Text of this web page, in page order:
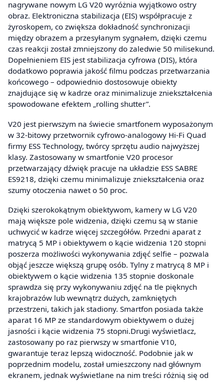
nagrywane nowym LG V20 wyróżnia wyjątkowo ostry
obraz. Elektroniczna stabilizacja (EIS) współpracuje z
żyroskopem, co zwiększa dokładność synchronizacji
między obrazem a przesyłanym sygnałem, dzięki czemu
czas reakcji został zmniejszony do zaledwie 50 milisekund.
Dopełnieniem EIS jest stabilizacja cyfrowa (DIS), która
dodatkowo poprawia jakość filmu podczas przetwarzania
końcowego – odpowiednio dostosowuje obiekty
znajdujące się w kadrze oraz minimalizuje zniekształcenia
spowodowane efektem „rolling shutter”.
V20 jest pierwszym na świecie smartfonem wyposażonym
w 32-bitowy przetwornik cyfrowo-analogowy Hi-Fi Quad
firmy ESS Technology, twórcy sprzętu audio najwyższej
klasy. Zastosowany w smartfonie V20 procesor
przetwarzający dźwięk pracuje na układzie ESS SABRE
ES9218, dzięki czemu minimalizuje zniekształcenia oraz
szumy otoczenia nawet o 50 proc.
Dzięki szerokokątnym obiektywom, kamery w LG V20
mają większe pole widzenia, dzięki czemu są w stanie
uchwycić w kadrze więcej szczegółów. Przedni aparat z
matrycą 5 MP i obiektywem o kącie widzenia 120 stopni
poszerza możliwości wykonywania zdjęć selfie – pozwala
objąć jeszcze większą grupę osób. Tylny z matrycą 8 MP i
obiektywem o kącie widzenia 135 stopnie doskonale
sprawdza się przy wykonywaniu zdjęć na tle pięknych
krajobrazów lub wewnątrz dużych, zamkniętych
przestrzeni, takich jak stadiony. Smartfon posiada także
aparat 16 MP ze standardowym obiektywem o dużej
jasności i kącie widzenia 75 stopni.Drugi wyświetlacz,
zastosowany po raz pierwszy w smartfonie V10,
gwarantuje teraz lepszą widoczność. Podobnie jak w
poprzednim modelu, został umieszczony nad głównym
ekranem, jednak wyświetlane na nim treści różnią się od